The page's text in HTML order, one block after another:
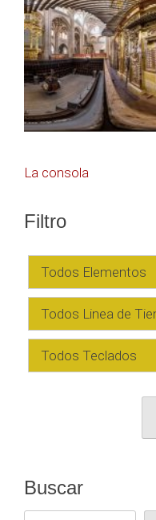
Navegación
entradas
La consola
Filtro
Buscar